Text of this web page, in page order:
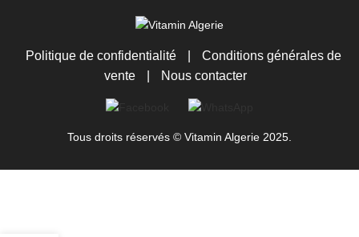
Politique de confidentialité
Conditions générales de
vente
Nous contacter
Tous droits réservés © Vitamin Algerie 2025.